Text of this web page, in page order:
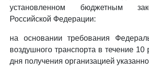
установленном бюджетным
Российской Федерации:
на основании требования
воздушного транспорта в течение 10
дня получения организацией